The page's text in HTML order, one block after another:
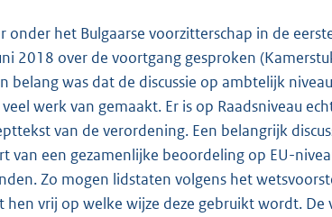
onder het Bulgaarse voorzitterschap in de
2018 over de voortgang gesproken
belang was dat de discussie op ambtelijk
werk van gemaakt. Er is op Raadsniveau
van de verordening. Een belangrijk
een gezamenlijke beoordeling op EU-
Zo mogen lidstaten volgens het
vrij op welke wijze deze gebruikt wordt. De